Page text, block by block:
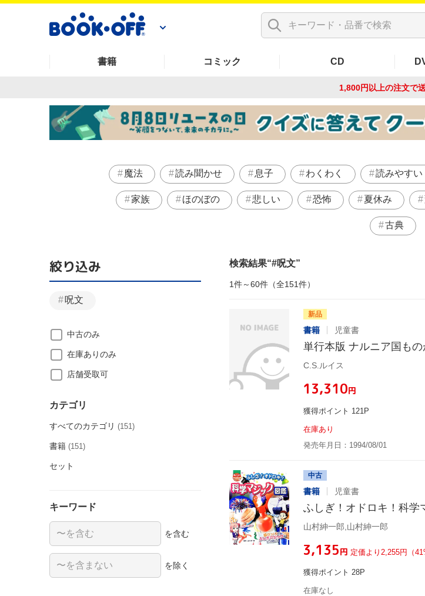
書籍 コミック CD
1,800円以上の注文で
魔法 読み聞かせ 息子 わくわく 読みやすい
家族 ほのぼの 悲しい 恐怖 夏休み
古典
検索結果 #呪文
1件～60件（全151件）
新品
書籍 児童書
単行本版 ナルニア国も
C.S.ルイス
¥13,310円
獲得ポイント 121P
在庫あり
発売年月日：1994/08/01
中古
書籍 児童書
ふしぎ！オドロキ！科学
山村紳一郎,山村紳一郎
¥3,135円 定価より2,255円（
獲得ポイント 28P
在庫なし
絞り込み
呪文
中古のみ
在庫ありのみ
店舗受取可
カテゴリ
すべてのカテゴリ (151)
書籍 (151)
セット
キーワード
を含む
を除く